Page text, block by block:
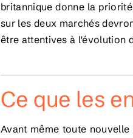
britannique donne la
sur les deux marchés
être attentives à l'évolution
Ce que les
Avant même toute